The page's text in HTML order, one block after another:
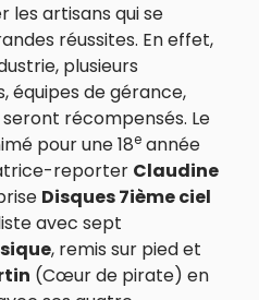
les artisans qui se
réussites. En effet,
plusieurs
équipes de gérance,
récompensés. Le
pour une 18e année
reporter Claudine
Disques 7ième ciel
avec sept
, remis sur pied et
(Cœur de pirate) en